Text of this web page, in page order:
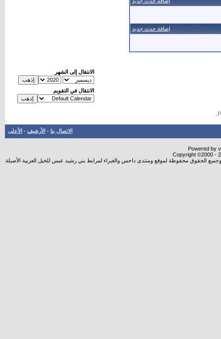
إضافة حدث جديد
الانتقال إلى الشهر
الانتقال في التقويم
الاتصال بنا - الأرشيف - الأعلى
Powered by
Copyright ©2000 -
الحقوق محفوظة لموقع ومنتدى داحس والغبراء لمرابط بني رشيد عبس للخيل العربية الأصيلة